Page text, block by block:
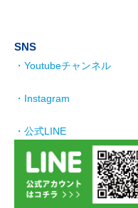
SNS
・Youtubeチャンネル
・Instagram
・公式LINE